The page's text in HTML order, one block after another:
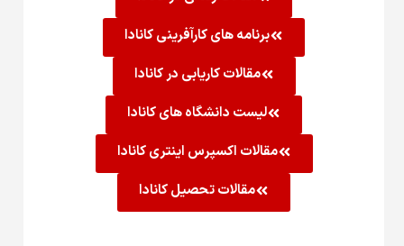
برنامه های کارآفرینی کانادا
مقالات کاریابی در کانادا
لیست دانشگاه های کانادا
مقالات اکسپرس اینتری کانادا
مقالات تحصیل کانادا